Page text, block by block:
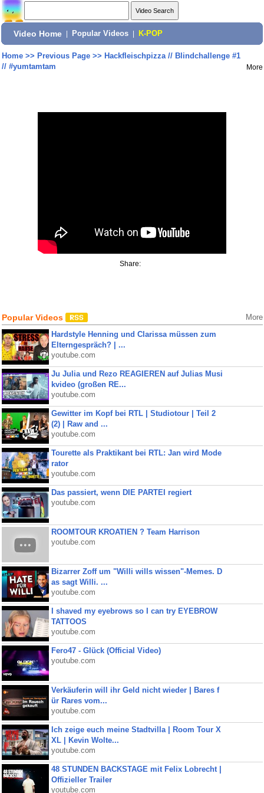
Video Home Popular Videos K-POP
Home>> Previous Page>> Hackfleischpizza // Blindchallenge #1
// #yumtamtam
More
Share:
Popular Videos More
Hardstyle Henning und Clarissa müssen zum
Elterngespräch? | ...
youtube.com
Ju Julia und Rezo REAGIEREN auf Julias Musi
kvideo (großen RE...
youtube.com
Gewitter im Kopf bei RTL | Studiotour | Teil 2
(2) | Raw and ...
youtube.com
Tourette als Praktikant bei RTL: Jan wird Mode
rator
youtube.com
Das passiert, wenn DIE PARTEI regiert
youtube.com
ROOMTOUR KROATIEN ? Team Harrison
youtube.com
Bizarrer Zoff um "Willi wills wissen"-Memes. D
as sagt Willi. ...
youtube.com
I shaved my eyebrows so I can try EYEBROW
TATTOOS
youtube.com
Fero47 - Glück (Official Video)
youtube.com
Verkäuferin will ihr Geld nicht wieder | Bares f
ür Rares vom...
youtube.com
Ich zeige euch meine Stadtvilla | Room Tour X
XL | Kevin Wolte...
youtube.com
48 STUNDEN BACKSTAGE mit Felix Lobrecht |
Offizieller Trailer
youtube.com